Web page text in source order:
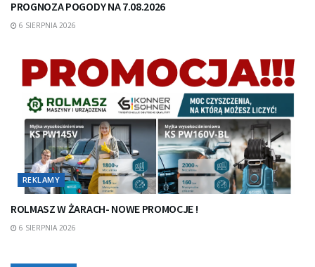
PROGNOZA POGODY NA 7.08.2026
6 SIERPNIA 2026
REKLAMY
ROLMASZ W ŻARACH- NOWE PROMOCJE !
6 SIERPNIA 2026